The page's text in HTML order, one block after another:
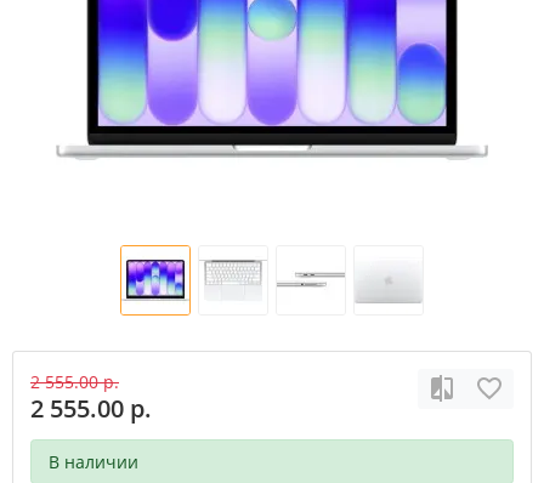
2 555.00 р.
2 555.00 р.
В наличии